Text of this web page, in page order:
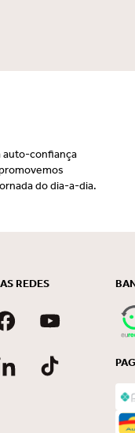
auto-confiança
do dia-a-dia.
REDES